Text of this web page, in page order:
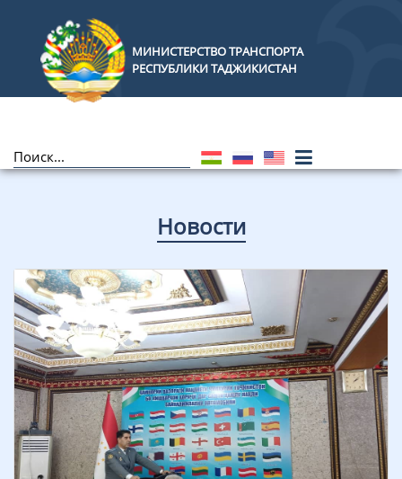
МИНИСТЕРСТВО ТРАНСПОРТА
РЕСПУБЛИКИ ТАДЖИКИСТАН
Новости